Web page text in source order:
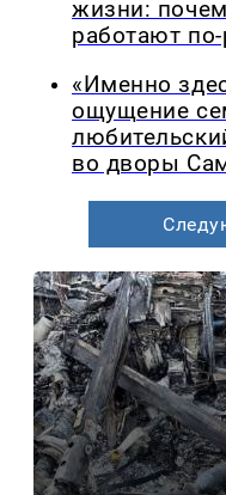
жизни:
работают
«Именно
ощущение
во дворы